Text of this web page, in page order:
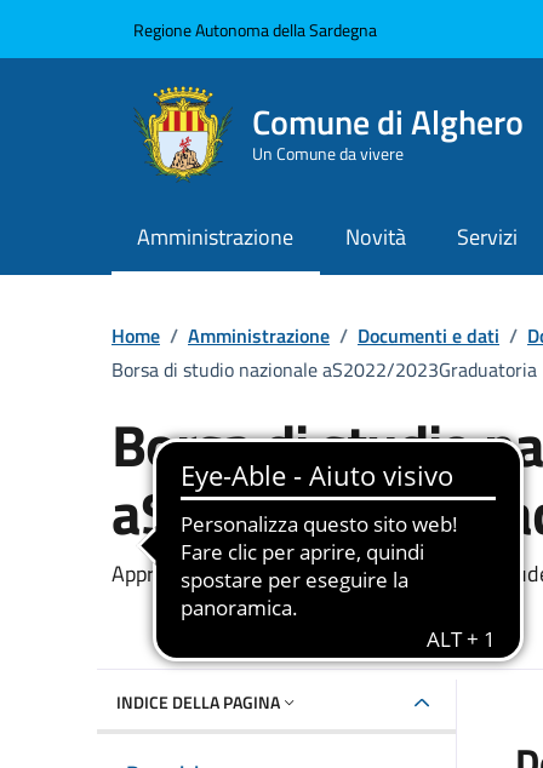
Regione Autonoma della Sardegna
Comune di Alghero
Un Comune da vivere
Amministrazione Novità Servizi
Home / Amministrazione / Documenti e dati /
Borsa di studio nazionale aS2022/2023Graduatoria
Borsa di studio
aS2022/
Dettaglio del documento
Approvazione graduatoria unica regionale
INDICE DELLA PAGINA